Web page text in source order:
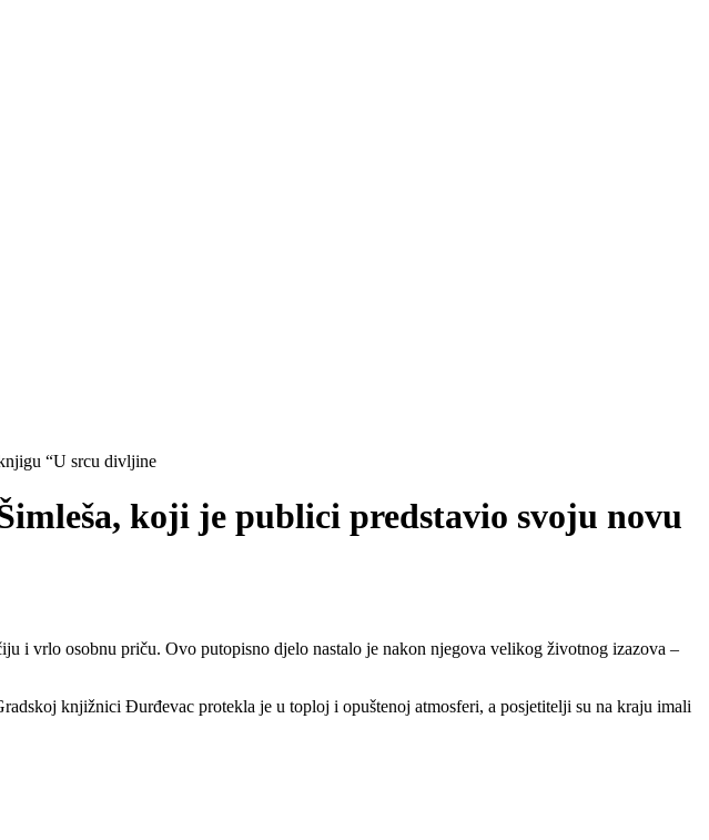
koji je publici predstavio svoju novu
i vrlo osobnu priču. Ovo putopisno djelo nastalo je nakon njegova velikog životnog izazova –
knjižnici Đurđevac protekla je u toploj i opuštenoj atmosferi, a posjetitelji su na kraju imali